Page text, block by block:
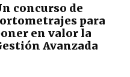
concurso de
para
en valor la
Avanzada